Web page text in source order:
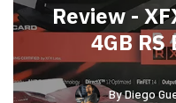
Review -
4GB
ByDiego